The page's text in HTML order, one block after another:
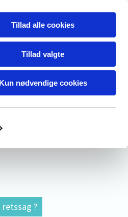
Tillad alle cookies
Tillad valgte
Kun nødvendige cookies
?